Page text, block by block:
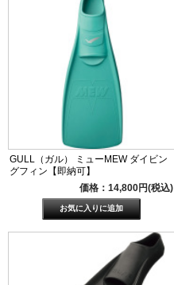
GULL（ガル） ミューMEW ダイビン
グフィン【即納可】
価格：14,800円(税込)